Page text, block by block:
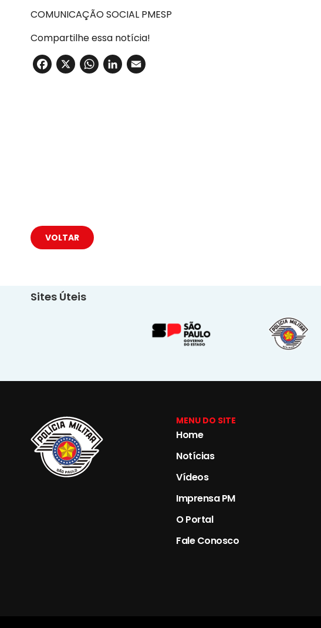
COMUNICAÇÃO SOCIAL PMESP
Compartilhe essa notícia!
Facebook
X WhatsApp
LinkedIn
VOLTAR
Sites Úteis
MENU DO SITE
Home
Notícias
Vídeos
Imprensa PM
O Portal
Fale Conosco